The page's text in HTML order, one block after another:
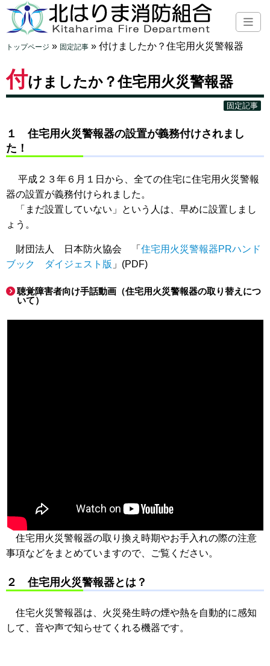
トップページ » 固定記事 » 付けましたか？住宅用火災警報器
付けましたか？住宅用火災警報器
固定記事
１ 住宅用火災警報器の設置が義務付けされまし
た！
平成２３年６月１日から、全ての住宅に住宅用火災警報
器の設置が義務付けられました。
「まだ設置していない」という人は、早めに設置しまし
ょう。
財団法人 日本防火協会 「 住宅用火災警報器PRハンド
ブック ダイジェスト版 」(PDF)
聴覚障害者向け手話動画（住宅用火災警報器の取り替えにつ
いて）
住宅用火災警報器の取り換え時期やお手入れの際の注意
事項などをまとめていますので、ご覧ください。
２ 住宅用火災警報器とは？
住宅火災警報器は、火災発生時の煙や熱を自動的に感知
して、音や声で知らせてくれる機器です。